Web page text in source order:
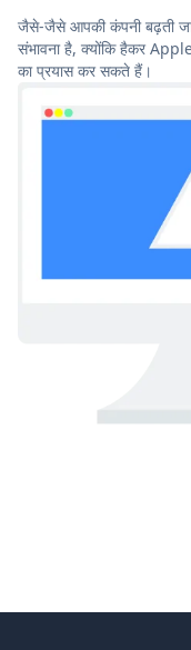
जैसे-जैसे आपकी कंपनी बढ़ती जा
संभावना है, क्योंकि हैकर
का प्रयास कर सकते हैं।